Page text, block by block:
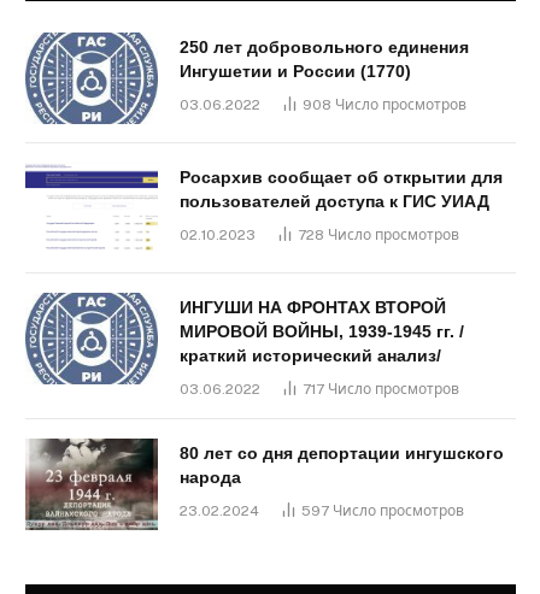
250 лет добровольного единения
Ингушетии и России (1770)
03.06.2022 908 Число просмотров
Росархив сообщает об открытии для
пользователей доступа к ГИС УИАД
02.10.2023 728 Число просмотров
ИНГУШИ НА ФРОНТАХ ВТОРОЙ
МИРОВОЙ ВОЙНЫ, 1939-1945 гг. /
краткий исторический анализ/
03.06.2022 717 Число просмотров
80 лет со дня депортации ингушского
народа
23.02.2024 597 Число просмотров